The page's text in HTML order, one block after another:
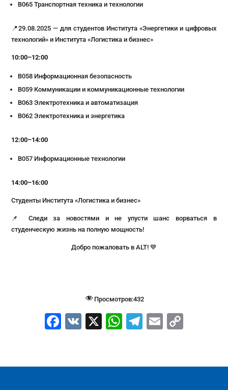
В065 Транспортная техника и технологии
📍29.08.2025 — для студентов Института «Энергетики и цифровых
технологий» и Института «Логистика и бизнес»
10:00–12:00
B058 Информационная безопасность
B059 Коммуникации и коммуникационные технологии
B063 Электротехника и автоматизация
B062 Электротехника и энергетика
12:00–14:00
B057 Информационные технологии
14:00–16:00
Студенты Института «Логистика и бизнес»
📌 Следи за новостями и не упусти шанс ворваться в
студенческую жизнь на полную мощность!
Добро пожаловать в ALT! 💙
Просмотров:432
F
e
V
X
W
s
T
gr
E
l
y